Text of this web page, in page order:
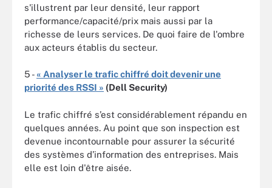
s'illustrent par leur densité, leur rapport
performance/capacité/prix mais aussi par la
richesse de leurs services. De quoi faire de l'ombre
aux acteurs établis du secteur.
5 - « Analyser le trafic chiffré doit devenir une
priorité des RSSI » (Dell Security)
Le trafic chiffré s’est considérablement répandu en
quelques années. Au point que son inspection est
devenue incontournable pour assurer la sécurité
des systèmes d’information des entreprises. Mais
elle est loin d'être aisée.